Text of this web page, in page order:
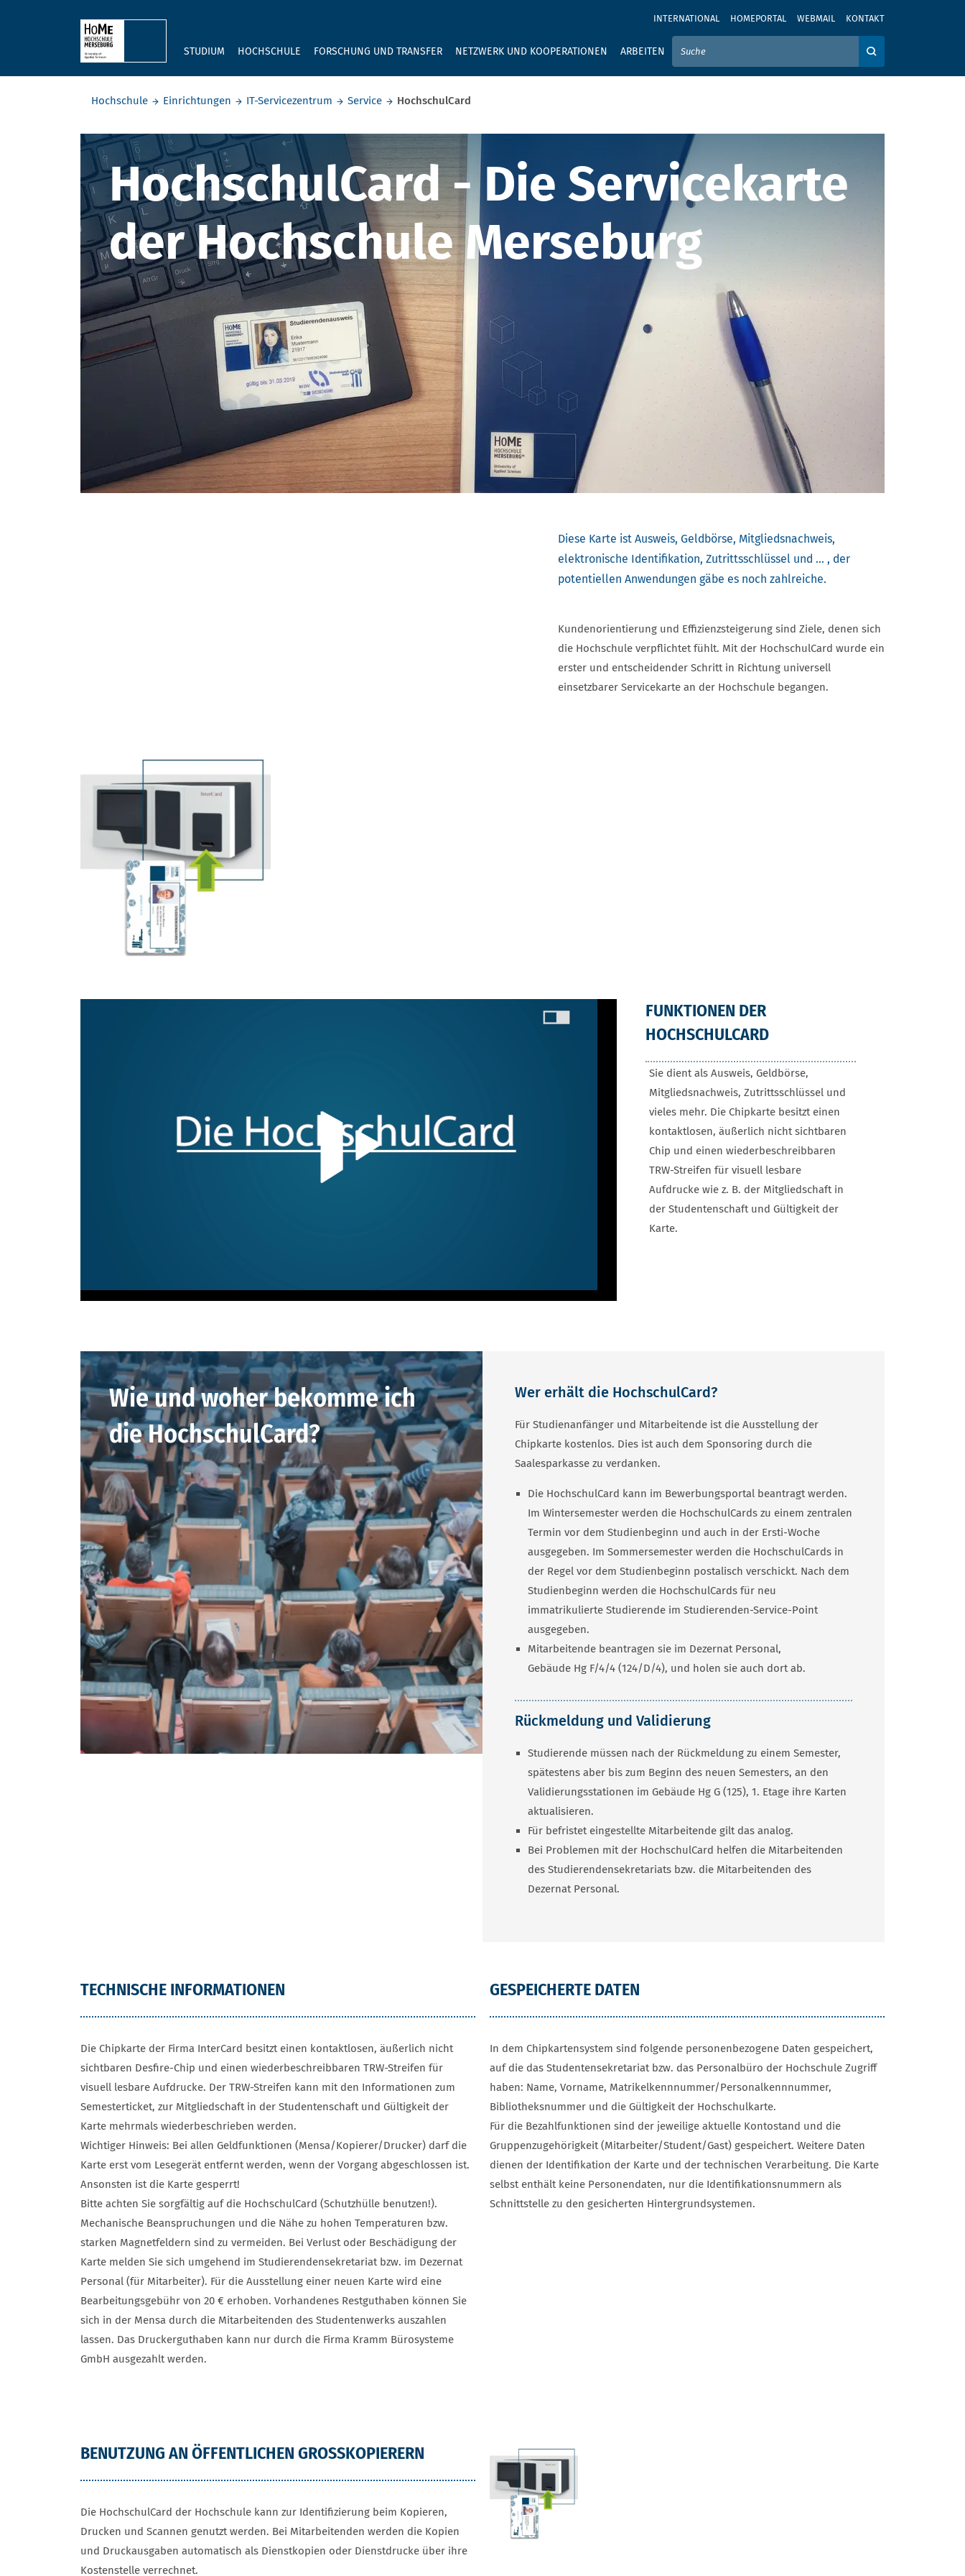
INTERNATIONAL HOMEPORTAL WEBMAIL KONTAKT
STUDIUM HOCHSCHULE FORSCHUNG UND TRANSFER NETZWERK UND KOOPERATIONEN ARBEITEN
GEBEN SIE HIER IHREN SUCHBEGRIFF EIN
Hochschule
Einrichtungen IT-Servicezentrum Service HochschulCard
HochschulCard - Die Servicekarte der
HochschulCard - Die Servicekarte
der Hochschule Merseburg
Diese Karte ist Ausweis, Geldbörse, Mitgliedsnachweis,
elektronische Identifikation, Zutrittsschlüssel und ... , der
potentiellen Anwendungen gäbe es noch zahlreiche.
Kundenorientierung und Effizienzsteigerung sind Ziele, denen sich
die Hochschule verpflichtet fühlt. Mit der HochschulCard wurde ein
erster und entscheidender Schritt in Richtung universell
einsetzbarer Servicekarte an der Hochschule begangen.
FUNKTIONEN DER
HOCHSCHULCARD
Sie dient als Ausweis, Geldbörse,
Mitgliedsnachweis, Zutrittsschlüssel und
vieles mehr. Die Chipkarte besitzt einen
kontaktlosen, äußerlich nicht sichtbaren
Chip und einen wiederbeschreibbaren
TRW-Streifen für visuell lesbare
Aufdrucke wie z. B. der Mitgliedschaft in
der Studentenschaft und Gültigkeit der
Karte.
Wie und woher bekomme ich
die HochschulCard?
Wer erhält die HochschulCard?
Für Studienanfänger und Mitarbeitende ist die Ausstellung der
Chipkarte kostenlos. Dies ist auch dem Sponsoring durch die
Saalesparkasse zu verdanken.
Die HochschulCard kann im Bewerbungsportal beantragt werden.
Im Wintersemester werden die HochschulCards zu einem zentralen
Termin vor dem Studienbeginn und auch in der Ersti-Woche
ausgegeben. Im Sommersemester werden die HochschulCards in
der Regel vor dem Studienbeginn postalisch verschickt. Nach dem
Studienbeginn werden die HochschulCards für neu
immatrikulierte Studierende im Studierenden-Service-Point
ausgegeben.
Mitarbeitende beantragen sie im Dezernat Personal,
Gebäude Hg F/4/4 (124/D/4), und holen sie auch dort ab.
Rückmeldung und Validierung
Studierende müssen nach der Rückmeldung zu einem Semester,
spätestens aber bis zum Beginn des neuen Semesters, an den
Validierungsstationen im Gebäude Hg G (125), 1. Etage ihre Karten
aktualisieren.
Für befristet eingestellte Mitarbeitende gilt das analog.
Bei Problemen mit der HochschulCard helfen die Mitarbeitenden
des Studierendensekretariats bzw. die Mitarbeitenden des
Dezernat Personal.
TECHNISCHE INFORMATIONEN
Die Chipkarte der Firma InterCard besitzt einen kontaktlosen, äußerlich nicht
sichtbaren Desfire-Chip und einen wiederbeschreibbaren TRW-Streifen für
visuell lesbare Aufdrucke. Der TRW-Streifen kann mit den Informationen zum
Semesterticket, zur Mitgliedschaft in der Studentenschaft und Gültigkeit der
Karte mehrmals wiederbeschrieben werden.
Wichtiger Hinweis: Bei allen Geldfunktionen (Mensa/Kopierer/Drucker) darf die
Karte erst vom Lesegerät entfernt werden, wenn der Vorgang abgeschlossen ist.
Ansonsten ist die Karte gesperrt!
Bitte achten Sie sorgfältig auf die HochschulCard (Schutzhülle benutzen!).
Mechanische Beanspruchungen und die Nähe zu hohen Temperaturen bzw.
starken Magnetfeldern sind zu vermeiden. Bei Verlust oder Beschädigung der
Karte melden Sie sich umgehend im Studierendensekretariat bzw. im Dezernat
Personal (für Mitarbeiter). Für die Ausstellung einer neuen Karte wird eine
Bearbeitungsgebühr von 20 € erhoben. Vorhandenes Restguthaben können Sie
sich in der Mensa durch die Mitarbeitenden des Studentenwerks auszahlen
lassen. Das Druckerguthaben kann nur durch die Firma Kramm Bürosysteme
GmbH ausgezahlt werden.
GESPEICHERTE DATEN
In dem Chipkartensystem sind folgende personenbezogene Daten gespeichert,
auf die das Studentensekretariat bzw. das Personalbüro der Hochschule Zugriff
haben: Name, Vorname, Matrikelkennnummer/Personalkennnummer,
Bibliotheksnummer und die Gültigkeit der Hochschulkarte.
Für die Bezahlfunktionen sind der jeweilige aktuelle Kontostand und die
Gruppenzugehörigkeit (Mitarbeiter/Student/Gast) gespeichert. Weitere Daten
dienen der Identifikation der Karte und der technischen Verarbeitung. Die Karte
selbst enthält keine Personendaten, nur die Identifikationsnummern als
Schnittstelle zu den gesicherten Hintergrundsystemen.
BENUTZUNG AN ÖFFENTLICHEN GROSSKOPIERERN
Die HochschulCard der Hochschule kann zur Identifizierung beim Kopieren,
Drucken und Scannen genutzt werden. Bei Mitarbeitenden werden die Kopien
und Druckausgaben automatisch als Dienstkopien oder Dienstdrucke über ihre
Kostenstelle verrechnet.